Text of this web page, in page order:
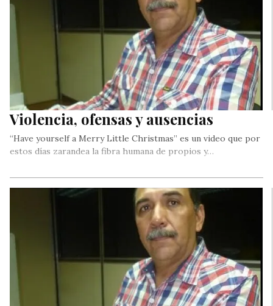
Violencia, ofensas y ausencias
“Have yourself a Merry Little Christmas” es un video que por
estos días zarandea la fibra humana de propios y…